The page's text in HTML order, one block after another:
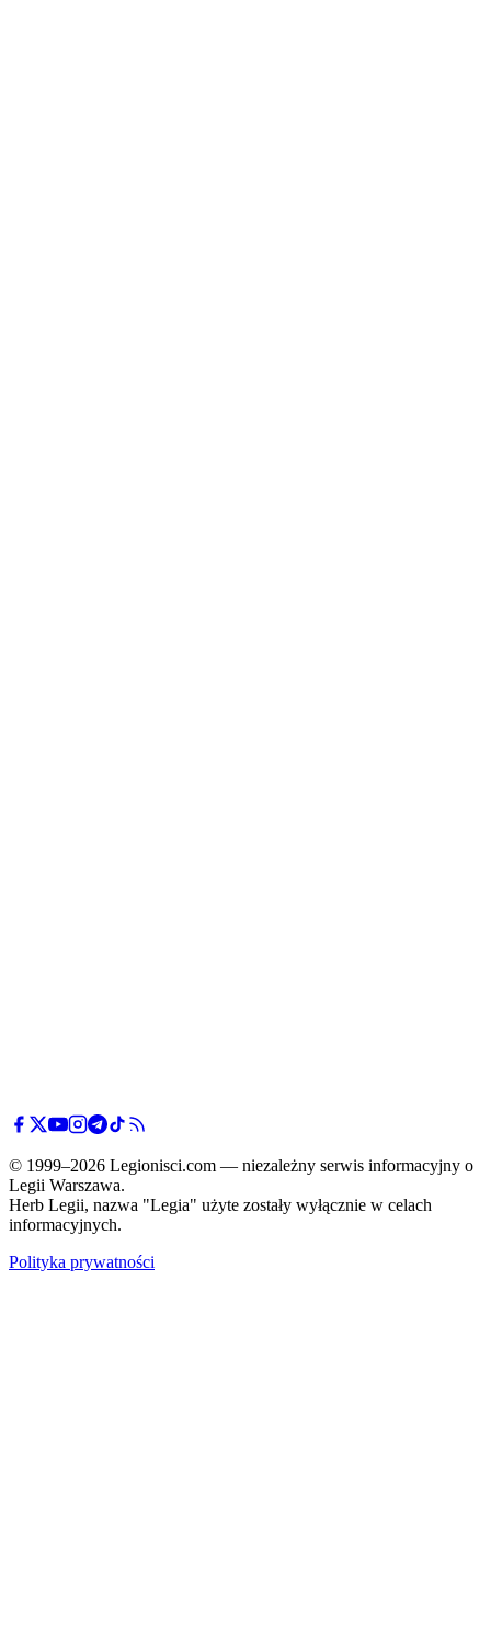
© 1999–2026 Legionisci.com — niezależny serwis informacyjny o
Legii Warszawa.
Herb Legii, nazwa "Legia" użyte zostały wyłącznie w celach
informacyjnych.
Polityka prywatności